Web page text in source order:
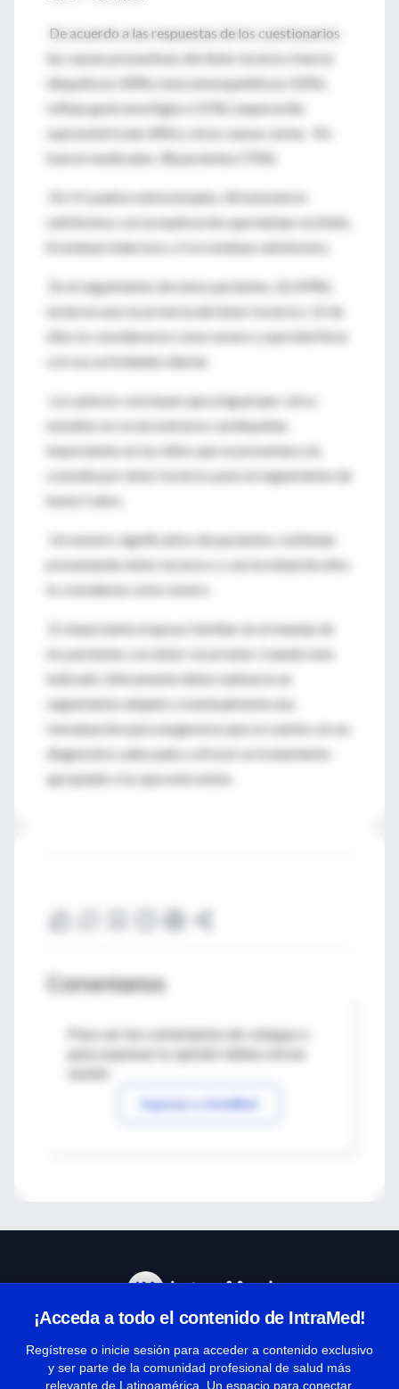
De acuerdo a las respuestas de los cuestionarios
las causas presuntivas del dolor torácico fueron
idiopáticas (30%), músculoesqueléticas (32%),
reflujo gastroesofágico (15%), taquicardia
supraventricular (8%) y otras causas varias. No
fueron medicados 38 pacientes (72%).
De 53 padres entrevistados, 40 estuvieron
satisfechos con la explicación que habían recibido,
8 estaban indecisos y 5 no estaban satisfechos.
En el seguimiento de estos pacientes, 26 (49%),
tuvieron una recurrencia del dolor torácico, 12 de
ellos lo consideraron como severo y que interfería
con sus actividades diarias.
Los autores concluyen que al igual que otros
estudios no se encontraron cardiopatías
importantes en los niños que se presentan a la
consulta por dolor torácico pese al seguimiento de
hasta 5 años.
Un numero significativo de pacientes continúan
presentando dolor torácico y casi la mitad de ellos
lo consideran como severo.
Es importante el apoyo familiar en el manejo de
los pacientes con dolor recurrente. Cuando este
indicado clínicamente debe realizarse un
seguimiento alejado y eventualmente una
reevaluación para asegurarse que se cuenta con un
diagnostico adecuado y ofrecer un tratamiento
apropiado si es que este existe.
Comentarios
Para ver los comentarios de colegas o
Ingresar a IntraMed
¡Acceda a todo el contenido de IntraMed!
Regístrese o inicie sesión para acceder a contenido exclusivo
y ser parte de la comunidad profesional de salud más
relevante de Latinoamérica. Un espacio para conectar,